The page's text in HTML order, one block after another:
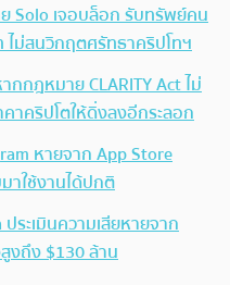
Solo เจอบล็อก รับทรัพย์คน
ไม่สนวิกฤตศรัทธาคริปโทฯ
กกฎหมาย CLARITY Act ไม่
าคริปโตให้ดิ่งลงอีกระลอก
หายจาก App Store
าใช้งานได้ปกติ
ระเมินความเสียหายจาก
งถึง $130 ล้าน